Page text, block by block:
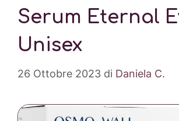
Serum Eternal
Unisex
26 Ottobre 2023 di Daniela C.